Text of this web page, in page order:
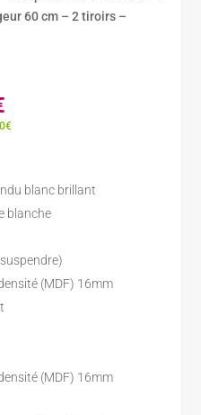
60 cm – 2 tiroirs –
prix
194,50 €.
blanc brillant
blanche
(MDF) 16mm
(MDF) 16mm